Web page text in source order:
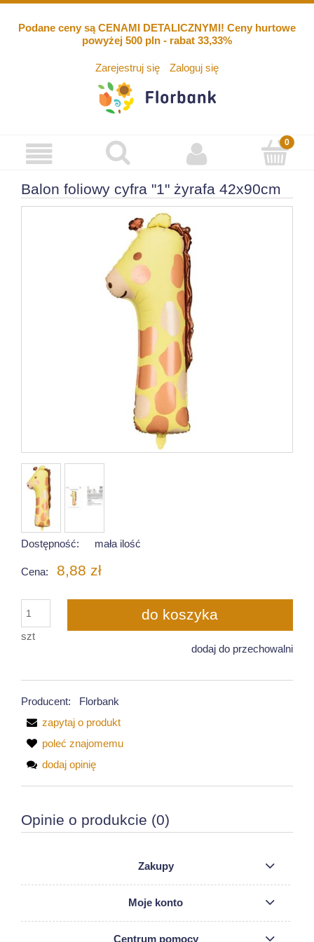
Podane ceny są CENAMI DETALICZNYMI! Ceny hurtowe
powyżej 500 pln - rabat 33,33%
Zarejestruj się Zaloguj się
Balon foliowy cyfra "1" żyrafa 42x90cm
Dostępność: mała ilość
Cena: 8,88 zł
szt
do koszyka
dodaj do przechowalni
Producent:
Florbank
zapytaj o produkt
poleć znajomemu
dodaj opinię
Opinie o produkcie (0)
Zakupy
Moje konto
Centrum pomocy